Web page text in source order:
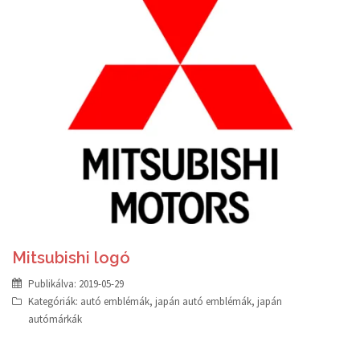
Mitsubishi logó
Publikálva: 2019-05-29
Kategóriák: autó emblémák, japán autó emblémák, japán
autómárkák